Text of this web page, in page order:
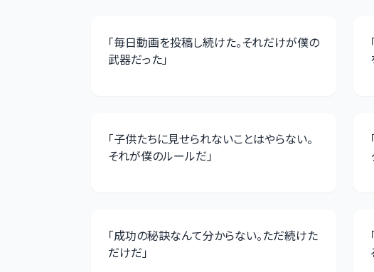
「毎日動画を投稿し続けた。それだけが僕の
武器だった」
「子供たちに見せられないことはやらない。
それが僕のルールだ」
「成功の秘訣なんて分からない。ただ続けた
だけだ」